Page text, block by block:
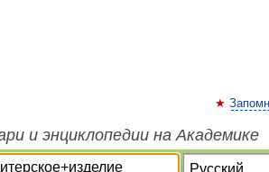
и энциклопедии на Академике